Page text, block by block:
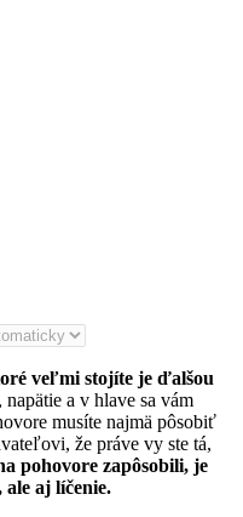
veľmi stojíte je ďalšou
napätie a v hlave sa vám
musíte najmä pôsobiť
že práve vy ste tá,
pohovore zapôsobili, je
ale aj líčenie.